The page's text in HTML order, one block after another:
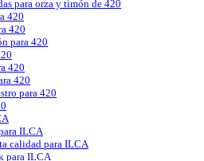
para orza y timón de 420
420
420
para 420
420
420
para 420
ILCA
calidad para ILCA
para ILCA